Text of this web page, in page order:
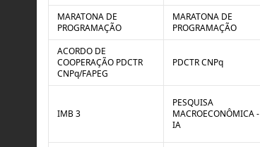
MARATONA DE
PROGRAMAÇÃO
MARATONA DE
PROGRAMAÇÃO
ACORDO DE
COOPERAÇÃO PDCTR
CNPq/FAPEG
PDCTR CNPq
IMB 3
PESQUISA
MACROECONÔMICA -
IA